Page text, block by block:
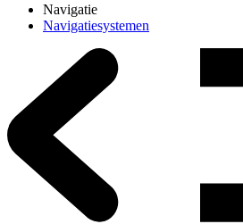
Navigatie
Navigatiesystemen